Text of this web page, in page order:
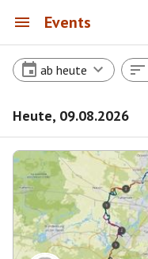
Events
ab heute
Heute, 09.08.2026